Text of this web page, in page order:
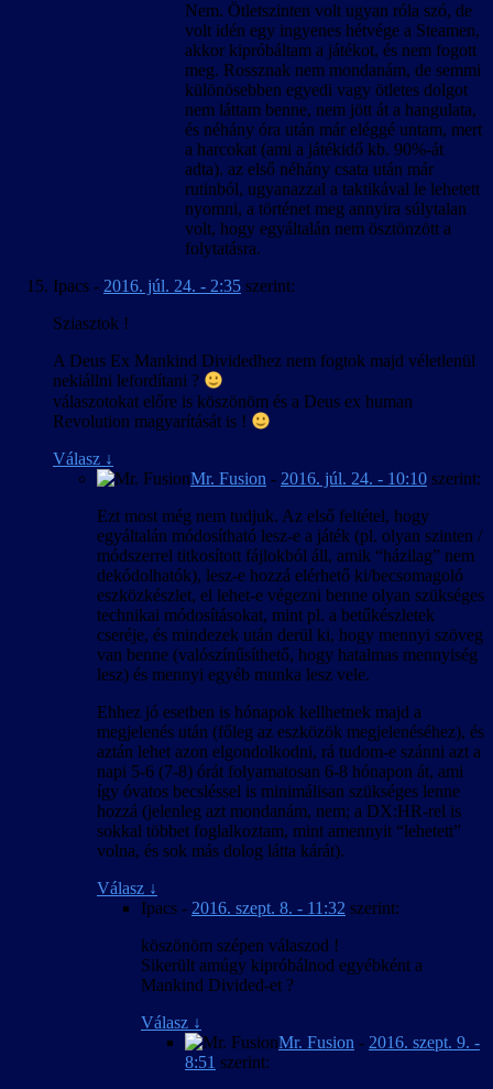
Nem. Ötletszinten volt ugyan róla szó, de
volt idén egy ingyenes hétvége a Steamen,
akkor kipróbáltam a játékot, és nem fogott
meg. Rossznak nem mondanám, de semmi
különösebben egyedi vagy ötletes dolgot
nem láttam benne, nem jött át a hangulata,
és néhány óra után már eléggé untam, mert
a harcokat (ami a játékidő kb. 90%-át
adta). az első néhány csata után már
rutinból, ugyanazzal a taktikával le lehetett
nyomni, a történet meg annyira súlytalan
volt, hogy egyáltalán nem ösztönzött a
folytatásra.
Ipacs - 2016. júl. 24. - 2:35 szerint:
Sziasztok !
A Deus Ex Mankind Dividedhez nem fogtok majd véletlenül
nekiállni lefordítani ?
válaszotokat előre is köszönöm és a Deus ex human
Revolution magyarítását is !
Válasz ↓
Mr. Fusion - 2016. júl. 24. - 10:10 szerint:
Ezt most még nem tudjuk. Az első feltétel, hogy
egyáltalán módosítható lesz-e a játék (pl. olyan szinten /
módszerrel titkosított fájlokból áll, amik “házilag” nem
dekódolhatók), lesz-e hozzá elérhető ki/becsomagoló
eszközkészlet, el lehet-e végezni benne olyan szükséges
technikai módosításokat, mint pl. a betűkészletek
cseréje, és mindezek után derül ki, hogy mennyi szöveg
van benne (valószínűsíthető, hogy hatalmas mennyiség
lesz) és mennyi egyéb munka lesz vele.
Ehhez jó esetben is hónapok kellhetnek majd a
megjelenés után (főleg az eszközök megjelenéséhez), és
aztán lehet azon elgondolkodni, rá tudom-e szánni azt a
napi 5-6 (7-8) órát folyamatosan 6-8 hónapon át, ami
így óvatos becsléssel is minimálisan szükséges lenne
hozzá (jelenleg azt mondanám, nem; a DX:HR-rel is
sokkal többet foglalkoztam, mint amennyit “lehetett”
volna, és sok más dolog látta kárát).
Válasz ↓
Ipacs - 2016. szept. 8. - 11:32 szerint:
köszönöm szépen válaszod !
Sikerült amúgy kipróbálnod egyébként a
Mankind Divided-et ?
Válasz ↓
Mr. Fusion - 2016. szept. 9. -
8:51 szerint: